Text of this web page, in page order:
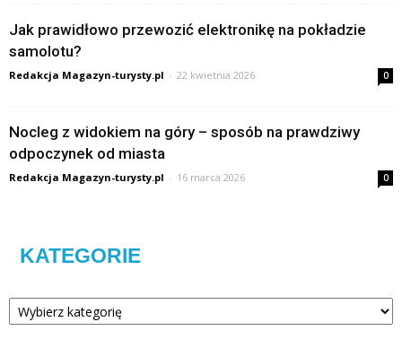
Jak prawidłowo przewozić elektronikę na pokładzie
samolotu?
Redakcja Magazyn-turysty.pl - 22 kwietnia 2026 0
Nocleg z widokiem na góry – sposób na prawdziwy
odpoczynek od miasta
Redakcja Magazyn-turysty.pl - 16 marca 2026 0
KATEGORIE
Kategorie